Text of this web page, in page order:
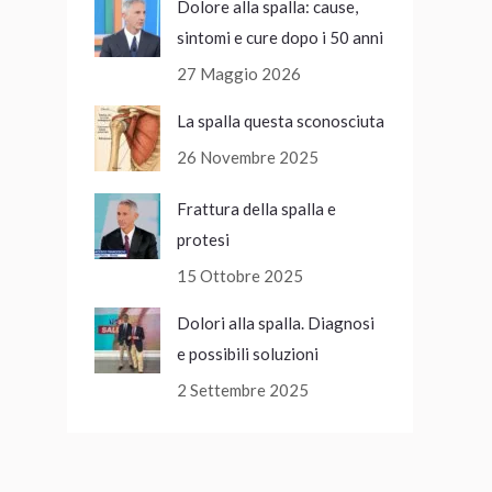
Dolore alla spalla: cause,
sintomi e cure dopo i 50 anni
27 Maggio 2026
La spalla questa sconosciuta
26 Novembre 2025
Frattura della spalla e
protesi
15 Ottobre 2025
Dolori alla spalla. Diagnosi
e possibili soluzioni
2 Settembre 2025